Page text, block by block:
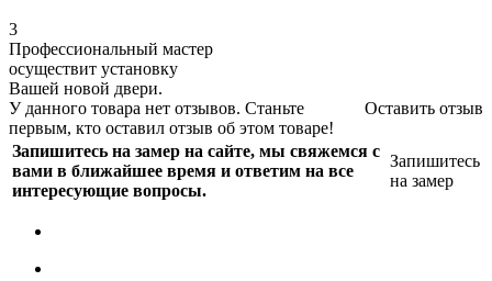
3
Профессиональный мастер
осуществит установку
Вашей новой двери.
Оставить отзыв
У данного товара нет отзывов. Станьте
первым, кто оставил отзыв об этом товаре!
Запишитесь на замер на сайте, мы свяжемся с
вами в ближайшее время и ответим на все
интересующие вопросы.
Запишитесь
на замер